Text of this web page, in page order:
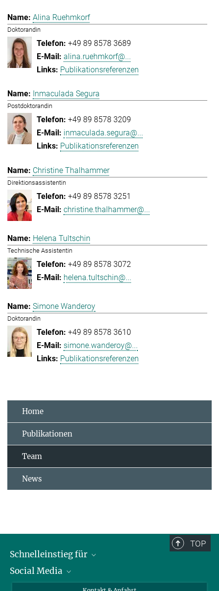
Alina Ruehmkorf
Doktorandin
+49 89 8578 3689
alina.ruehmkorf@...
Publikationsreferenzen
Inmaculada Segura
Postdoktorandin
+49 89 8578 3209
inmaculada.segura@...
Publikationsreferenzen
Christine Thalhammer
Direktionsassistentin
+49 89 8578 3251
christine.thalhammer@...
Helena Tultschin
Technische Assistentin
+49 89 8578 3072
helena.tultschin@...
Simone Wanderoy
Doktorandin
+49 89 8578 3610
simone.wanderoy@...
Publikationsreferenzen
Home
Publikationen
Team
News
TOP
Schnelleinstieg für
Journalist*innen
Social Media